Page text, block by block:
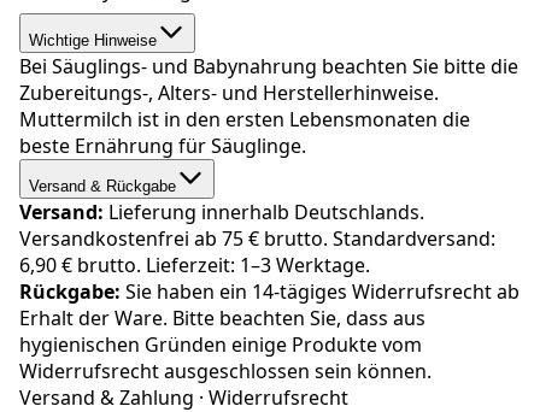
Wichtige Hinweise
Bei Säuglings- und Babynahrung beachten Sie bitte die
Zubereitungs-, Alters- und Herstellerhinweise.
Muttermilch ist in den ersten Lebensmonaten die
beste Ernährung für Säuglinge.
Versand & Rückgabe
Versand: Lieferung innerhalb Deutschlands.
Versandkostenfrei ab 75 € brutto. Standardversand:
6,90 € brutto. Lieferzeit: 1–3 Werktage.
Rückgabe: Sie haben ein 14-tägiges Widerrufsrecht ab
Erhalt der Ware. Bitte beachten Sie, dass aus
hygienischen Gründen einige Produkte vom
Widerrufsrecht ausgeschlossen sein können.
Versand & Zahlung · Widerrufsrecht